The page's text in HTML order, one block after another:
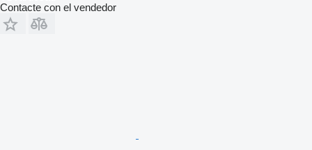
Contacte con el vendedor